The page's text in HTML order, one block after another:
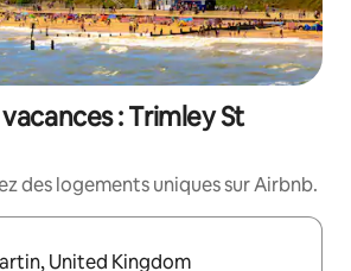
: Trimley St
des logements uniques sur Airbnb.
sont affichés, parcourez-les en utilisant